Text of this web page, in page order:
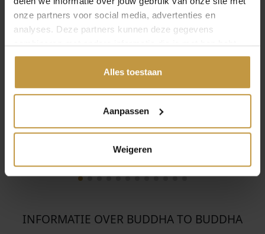
onze partners voor social media, advertenties en
analyses. Deze partners kunnen deze gegevens
combineren met andere informatie die je met hen hebt
gedeeld of die ze hebben verzameld via jouw gebruik van
Alles toestaan
Aanpassen
Weigeren
INFORMATIE OVER BUDDHA TO BUDDHA